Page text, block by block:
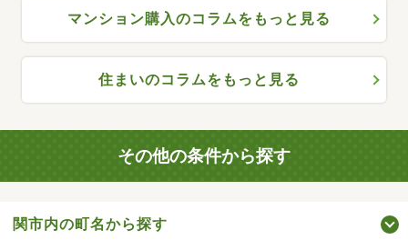
マンション購入のコラムをもっと見る
住まいのコラムをもっと見る
その他の条件から探す
関市内の町名から探す